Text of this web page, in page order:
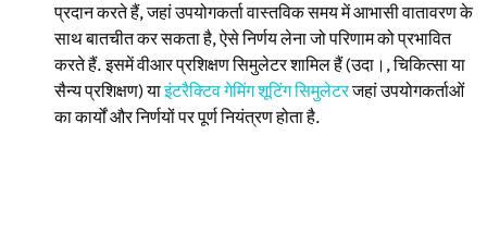
प्रदान करते हैं, जहां उपयोगकर्ता वास्तविक समय में आभासी वातावरण के
साथ बातचीत कर सकता है, ऐसे निर्णय लेना जो परिणाम को प्रभावित
करते हैं. इसमें वीआर प्रशिक्षण सिमुलेटर शामिल हैं (उदा।, चिकित्सा या
सैन्य प्रशिक्षण) याइंटरैक्टिव गेमिंग शूटिंग सिमुलेटरजहां उपयोगकर्ताओं
का कार्यों और निर्णयों पर पूर्ण नियंत्रण होता है.